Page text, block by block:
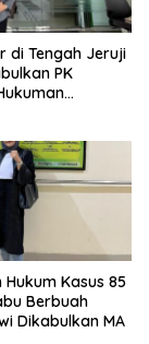
di Tengah Jeruji
PK
Kasus 85
Berbuah
Dikabulkan MA